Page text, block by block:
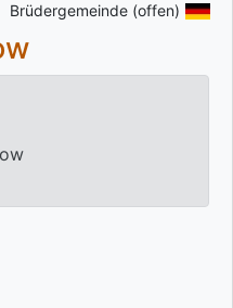
Brüdergemeinde (offen)